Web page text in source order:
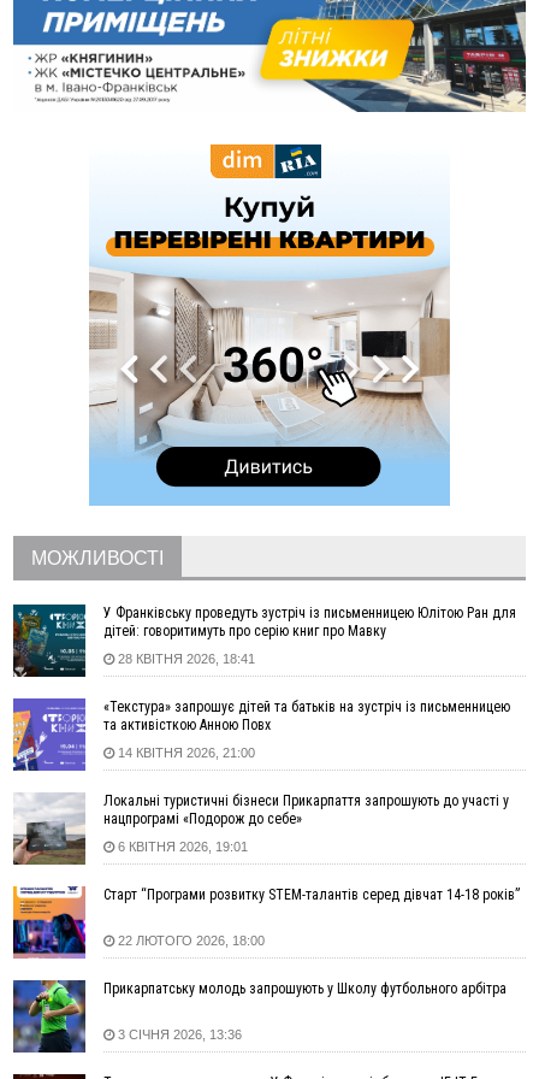
12:57
У Франківську зафіксували найбільшу спеку за всю історію
спостережень
12:24
Лікування наркоманії Київ: чому важливо розпочати
терапію якомога раніше
тисяч гривень у валюті, засудили до 5 років
Податкова передасть в Міноборони для "Оберегу" дані про
чоловіків 18–60 років
Водійка, яку на Сухомлинського побив інший керманич,
відмовилася від обвинувачення — справу закрили
У Франківську, Коломиї, Долині та Яремче 6 серпня
зафіксували рекордну спеку
Змушував надсилати інтимні фото: на Прикарпатті
затримали підозрюваного у розбещенні малолітньої
АМКУ розпочав справу проти Гвіздецької селищної ради
через різні ставки земельного податку
Синоптики попереджають про значний дощ на Прикарпатті
до кінця п'ятниці
Нафтогазову площу на межі Прикарпаття та Львівщини
повторно виставили на аукціон за 830 млн
06 Серпня
18:46 ФОТО У Польщі невідомі скоїли наругу над могилою УПА
17:45
Сили оборони уразила Ярославський НПЗ та кораблі
берегової охорони фсб у Керчі
далеко за межами Коломиї
16:42
Поблизу Франківська п'яний на Chevrolet втікав від поліції
16:27
На Прикарпатті триває декларування вогнепальної зброї:
уже зареєстровано 282 одиниці
15:58
Понад 9 тис. прикарпатських вступників отримали
рекомендації до зарахування на бакалаврат у ВНЗ
15:28
Кілька вулиць у Долині тимчасово залишаться без газу
15:02
14:35
Не знає англійську на достатньому рівні. Франківець Лев
кримінального суду
14:14
У Ворохті проведуть Кубок ФЛСУ зі стрибків на лижах,
пам'яті оборонця Богдана Бухонка
МОЖЛИВОСТІ
У Франківську проведуть зустріч із письменницею Юлітою Ран для
дітей: говоритимуть про серію книг про Мавку
28 КВІТНЯ 2026, 18:41
«Текстура» запрошує дітей та батьків на зустріч із письменницею
та активісткою Анною Повх
14 КВІТНЯ 2026, 21:00
Локальні туристичні бізнеси Прикарпаття запрошують до участі у
нацпрограмі «Подорож до себе»
6 КВІТНЯ 2026, 19:01
Старт “Програми розвитку STEM-талантів серед дівчат 14-18 років”
22 ЛЮТОГО 2026, 18:00
Прикарпатську молодь запрошують у Школу футбольного арбітра
3 СІЧНЯ 2026, 13:36